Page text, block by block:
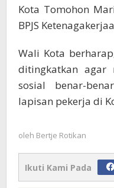
Kota Tomohon
BPJS
Wali Kota
ditingkatkan agar
sosial benar-
lapisan pekerja di
oleh Bertje Rotikan
Ikuti Kami Pada